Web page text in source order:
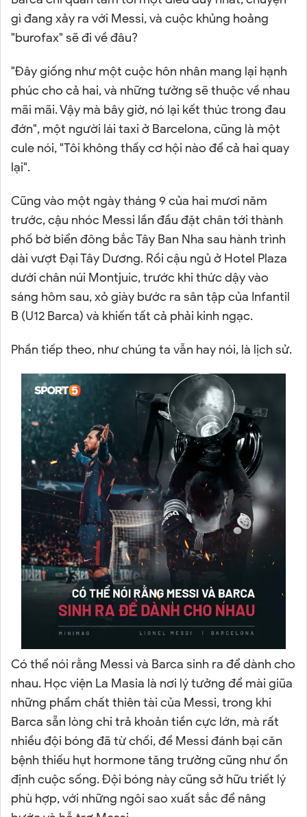
gì đang xảy ra với Messi, và cuộc khủng hoảng
"burofax" sẽ đi về đâu?
"Đây giống như một cuộc hôn nhân mang lại hạnh
phúc cho cả hai, và những tưởng sẽ thuộc về nhau
mãi mãi. Vậy mà bây giờ, nó lại kết thúc trong đau
đớn", một người lái taxi ở Barcelona, cũng là một
cule nói, "Tôi không thấy cơ hội nào để cả hai quay
lại".
Cũng vào một ngày tháng 9 của hai mươi năm
trước, cậu nhóc Messi lần đầu đặt chân tới thành
phố bờ biển đông bắc Tây Ban Nha sau hành trình
dài vượt Đại Tây Dương. Rồi cậu ngủ ở Hotel Plaza
dưới chân núi Montjuic, trước khi thức dậy vào
sáng hôm sau, xỏ giày bước ra sân tập của Infantil
B (U12 Barca) và khiến tất cả phải kinh ngạc.
Phần tiếp theo, như chúng ta vẫn hay nói, là lịch sử.
Có thể nói rằng Messi và Barca sinh ra để dành cho
nhau. Học viện La Masia là nơi lý tưởng để mài giũa
những phẩm chất thiên tài của Messi, trong khi
Barca sẵn lòng chi trả khoản tiền cực lớn, mà rất
nhiều đội bóng đã từ chối, để Messi đánh bại căn
bệnh thiếu hụt hormone tăng trưởng cũng như ổn
định cuộc sống. Đội bóng này cũng sở hữu triết lý
phù hợp, với những ngôi sao xuất sắc để nâng